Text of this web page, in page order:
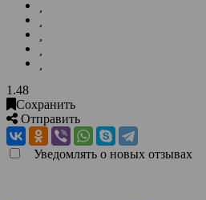
1.48
Сохранить
Отправить
Уведомлять о новых отзывах